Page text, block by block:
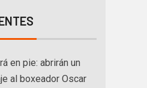
en pie: abrirán un
al boxeador Oscar